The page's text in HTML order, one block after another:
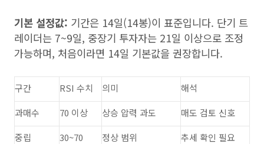
기본 설정값: 기간은 14일(14봉)이 표준입니다. 단기 트
레이더는 7~9일, 중장기 투자자는 21일 이상으로 조정
가능하며, 처음이라면 14일 기본값을 권장합니다.
구간 RSI 수치 의미
해석
과매수
70 이상 상승 압력 과도
매도 검토 신호
중립
30~70 정상 범위
추세 확인 필요